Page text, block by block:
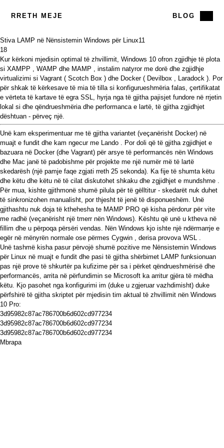
RRETH MEJE BLOG
Stiva LAMP në Nënsistemin Windows për Linux11
18
Kur kërkoni mjedisin optimal të zhvillimit, Windows 10 ofron zgjidhje të plota
si XAMPP WAMP dhe MAMP instalim natyror me dorë dhe zgjidhje
virtualizimi si Vagrant ( Scotch Box ) dhe Docker( Devilbox Laradock ). Por
për shkak të kërkesave të mia të tilla si konfigurueshmëria falas, çertifikatat
e vërteta të kartave të egra SSL, hyrja nga të gjitha pajisjet fundore në rrjetin
lokal si dhe qëndrueshmëria dhe performanca e lartë, të gjitha zgjidhjet
dështuan - përveç një.
Unë kam eksperimentuar me të gjitha variantet (veçanërisht Docker) në
muajt e fundit dhe kam ngecur me Lando . Por doli që të gjitha zgjidhjet e
bazuara në Docker (dhe Vagrant) për arsye të performancës nën Windows
dhe Mac janë të padobishme për projekte me një numër më të lartë
skedarësh (një pamje faqe zgjati rreth 25 sekonda). Ka fije të shumta këtu
dhe këtu dhe këtu në të cilat diskutohet shkaku dhe zgjidhjet e mundshme
Për mua, kishte gjithmonë shumë pilula për të gëlltitur - skedarët nuk duhet
të sinkronizohen manualisht, por thjesht të jenë të disponueshëm. Unë
gjithashtu nuk doja të kthehesha te MAMP PRO që kisha përdorur për vite
me radhë (veçanërisht një tmerr nën Windows). Kështu që unë u ktheva në
fillim dhe u përpoqa përsëri vendas. Nën Windows kjo ishte një ndërmarrje e
egër në mënyrën normale ose përmes Cygwin , derisa provova WSL
Unë tashmë kisha pasur përvojë shumë pozitive me Nënsistemin Windows
për Linux në muajt e fundit dhe pasi të gjitha shërbimet LAMP funksionuan
pas një prove të shkurtër pa kufizime për sa i përket qëndrueshmërisë dhe
performancës, arrita në përfundimin se Microsoft ka arritur gjëra të mëdha
këtu. Kjo pasohet nga konfigurimi im (duke u zgjeruar vazhdimisht) duke
përfshirë të gjitha skriptet për mjedisin tim aktual të zhvillimit nën Windows
10 Pro:
3d95982c87ac786700b6d602cd977234
3d95982c87ac786700b6d602cd977234
3d95982c87ac786700b6d602cd977234
Mbrapa